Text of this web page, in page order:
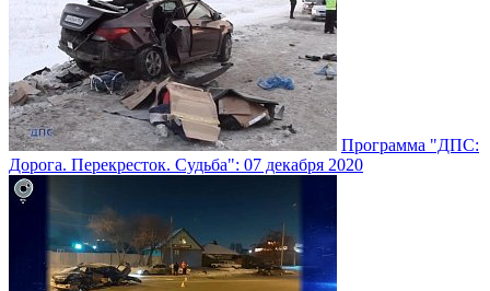
Программа "ДПС:
Дорога. Перекресток. Судьба": 07 декабря 2020